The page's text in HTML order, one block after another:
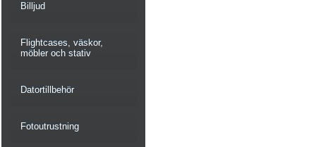
Billjud
Flightcases, väskor,
möbler och stativ
Datortillbehör
Fotoutrustning